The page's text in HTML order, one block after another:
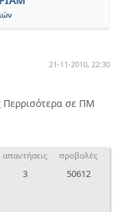
21-11-2010, 22:30
Περρισότερα σε ΠΜ
απαντήσεις
3
προβολές
50612